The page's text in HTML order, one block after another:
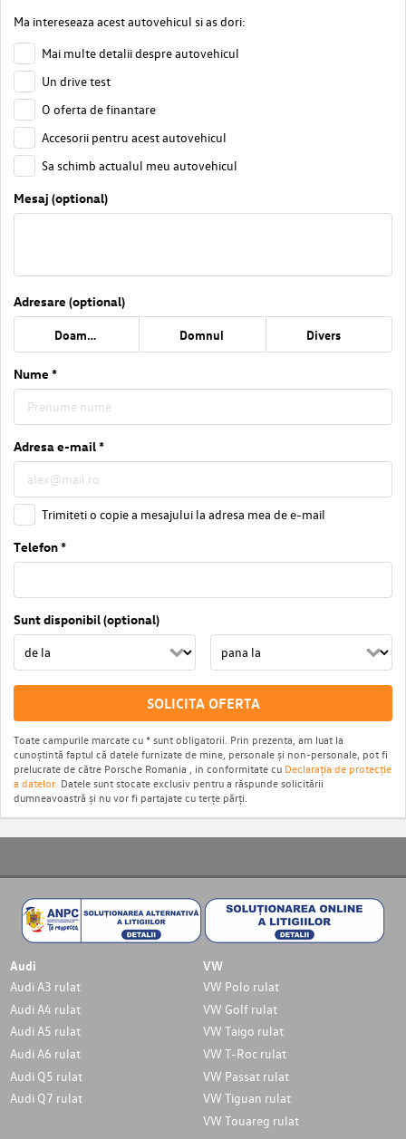
Ma intereseaza acest autovehicul si as dori:
Mai multe detalii despre autovehicul
Un drive test
O oferta de finantare
Accesorii pentru acest autovehicul
Sa schimb actualul meu autovehicul
Mesaj (optional)
Adresare (optional)
Doamna Domnul Divers
Nume *
Adresa e-mail *
Trimiteti o copie a mesajului la adresa mea de e-mail
Telefon *
Sunt disponibil (optional)
SOLICITA OFERTA
Toate campurile marcate cu * sunt obligatorii. Prin prezenta, am luat la
cunoștintă faptul că datele furnizate de mine, personale și non-personale, pot fi
prelucrate de către Porsche Romania , in conformitate cu Declarația de protecție
a datelor. Datele sunt stocate exclusiv pentru a răspunde solicitării
dumneavoastră și nu vor fi partajate cu terțe părți.
Audi
Audi A3 rulat
Audi A4 rulat
Audi A5 rulat
Audi A6 rulat
Audi Q5 rulat
Audi Q7 rulat
VW
VW Polo rulat
VW Golf rulat
VW Taigo rulat
VW T-Roc rulat
VW Passat rulat
VW Tiguan rulat
VW Touareg rulat